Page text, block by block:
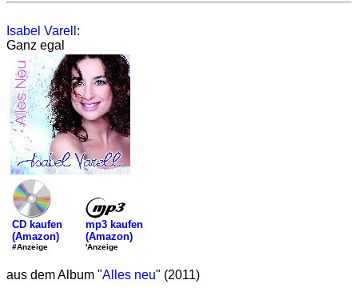
Isabel Varell :
Ganz egal
CD kaufen
(Amazon)
#Anzeige
mp3 kaufen
(Amazon)
'Anzeige
aus dem Album "Alles neu" (2011)